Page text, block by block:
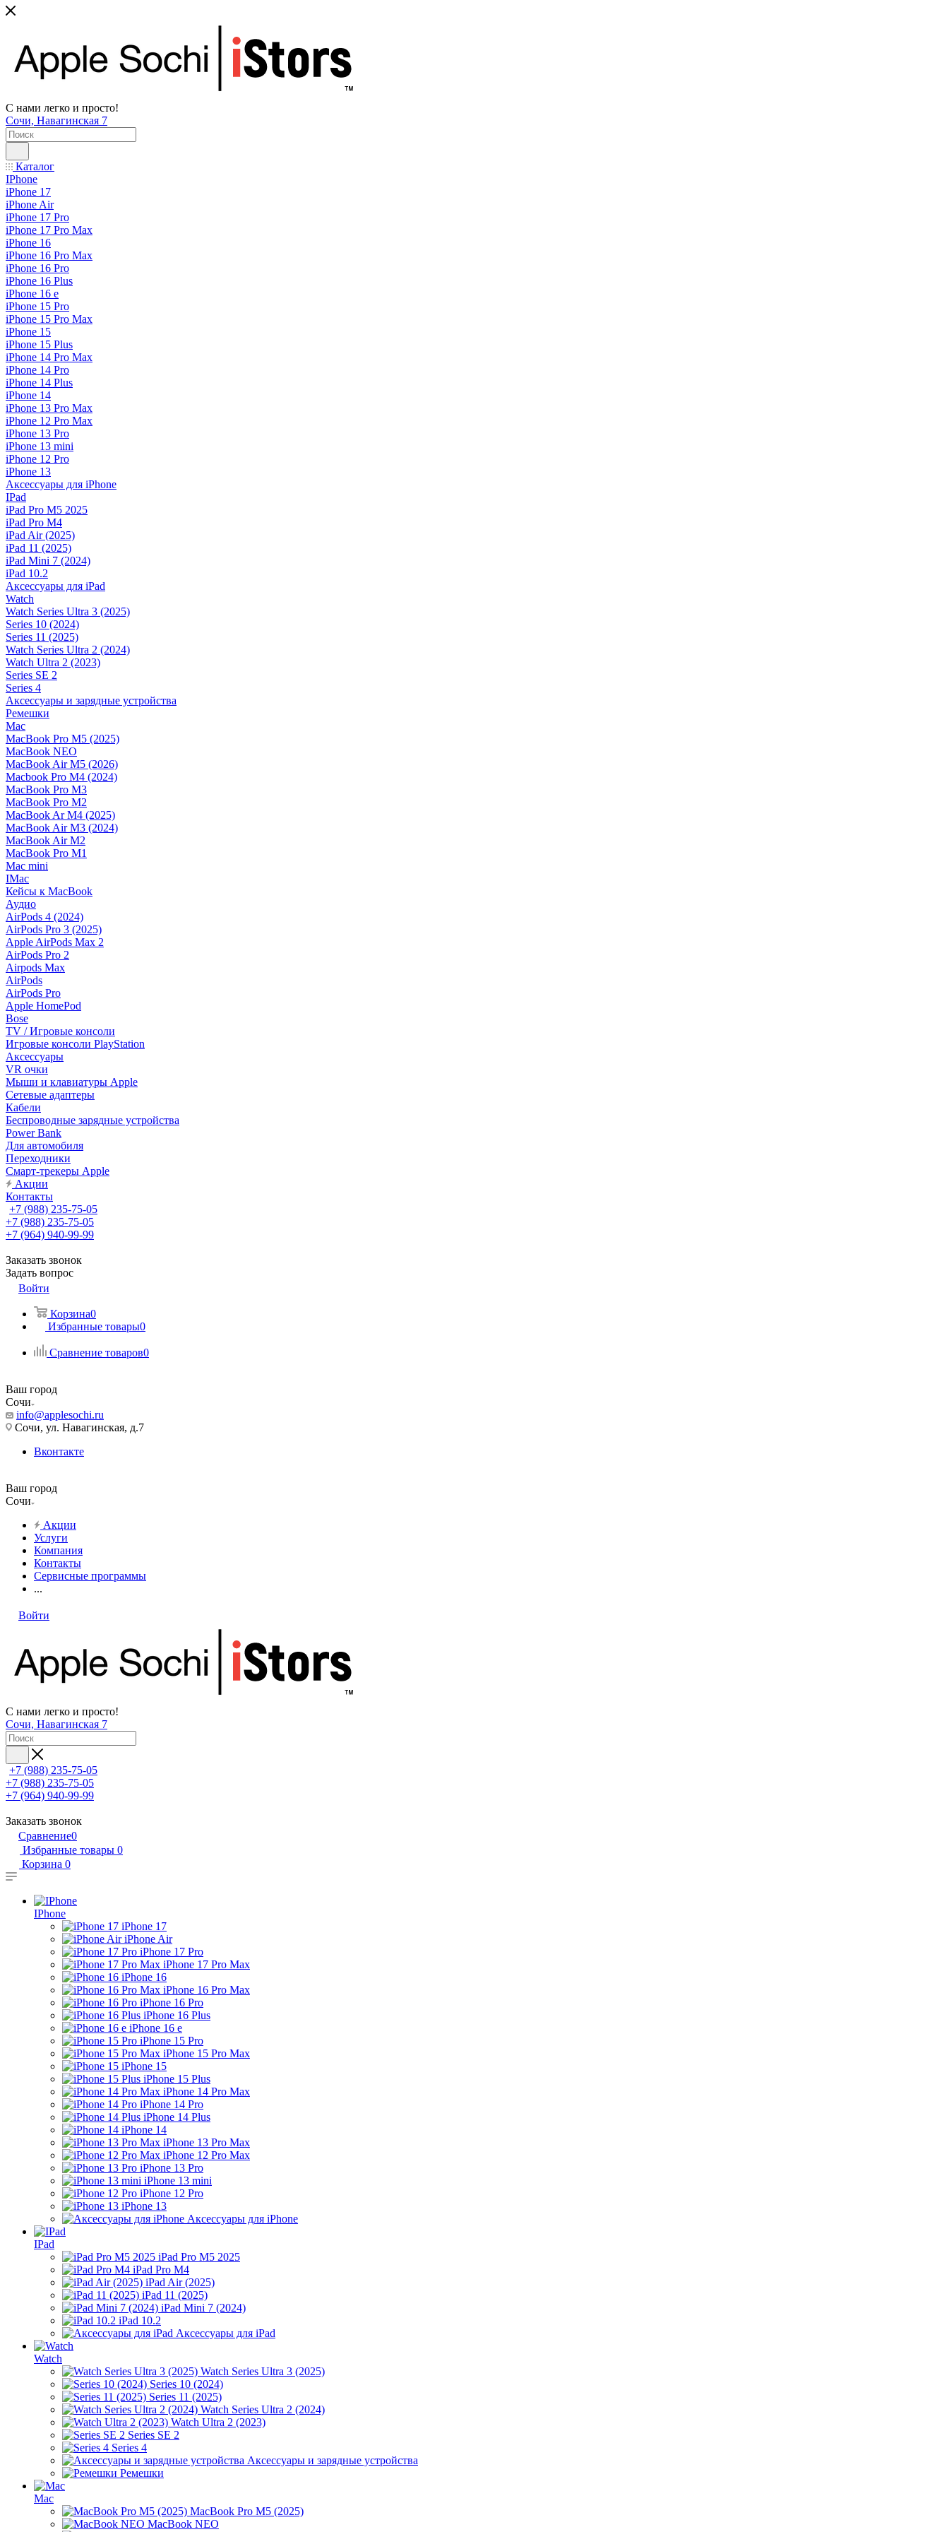
С нами легко и просто!
Сочи, Навагинская 7
Каталог
IPhone
iPhone 17
iPhone Air
iPhone 17 Pro
iPhone 17 Pro Max
iPhone 16
iPhone 16 Pro Max
iPhone 16 Pro
iPhone 16 Plus
iPhone 16 e
iPhone 15 Pro
iPhone 15 Pro Max
iPhone 15
iPhone 15 Plus
iPhone 14 Pro Max
iPhone 14 Pro
iPhone 14 Plus
iPhone 14
iPhone 13 Pro Max
iPhone 12 Pro Max
iPhone 13 Pro
iPhone 13 mini
iPhone 12 Pro
iPhone 13
Аксессуары для iPhone
IPad
iPad Pro M5 2025
iPad Pro M4
iPad Air (2025)
iPad 11 (2025)
iPad Mini 7 (2024)
iPad 10.2
Аксессуары для iPad
Watch
Watch Series Ultra 3 (2025)
Series 10 (2024)
Series 11 (2025)
Watch Series Ultra 2 (2024)
Watch Ultra 2 (2023)
Series SE 2
Series 4
Аксессуары и зарядные устройства
Ремешки
Mac
MacBook Pro M5 (2025)
MacBook NEO
MacBook Air M5 (2026)
Macbook Pro M4 (2024)
MacBook Pro M3
MacBook Pro M2
MacBook Ar M4 (2025)
MacBook Air M3 (2024)
MacBook Air M2
MacBook Pro M1
Mac mini
IMac
Кейсы к MacBook
Аудио
AirPods 4 (2024)
AirPods Pro 3 (2025)
Apple AirPods Max 2
AirPods Pro 2
Airpods Max
AirPods
AirPods Pro
Apple HomePod
Bose
TV / Игровые консоли
Игровые консоли PlayStation
Аксессуары
VR очки
Мыши и клавиатуры Apple
Сетевые адаптеры
Кабели
Беспроводные зарядные устройства
Power Bank
Для автомобиля
Переходники
Смарт-трекеры Apple
Акции
Контакты
+7 (988) 235-75-05
+7 (988) 235-75-05
+7 (964) 940-99-99
Заказать звонок
Задать вопрос
Войти
Корзина0
Избранные товары0
Сравнение товаров0
Ваш город
Сочи
info@applesochi.ru
Сочи, ул. Навагинская, д.7
Вконтакте
Ваш город
Сочи
Акции
Услуги
Компания
Контакты
Сервисные программы
...
Войти
С нами легко и просто!
Сочи, Навагинская 7
+7 (988) 235-75-05
+7 (988) 235-75-05
+7 (964) 940-99-99
Заказать звонок
Сравнение0
Избранные товары 0
Корзина 0
IPhone
iPhone 17
iPhone Air
iPhone 17 Pro
iPhone 17 Pro Max
iPhone 16
iPhone 16 Pro Max
iPhone 16 Pro
iPhone 16 Plus
iPhone 16 e
iPhone 15 Pro
iPhone 15 Pro Max
iPhone 15
iPhone 15 Plus
iPhone 14 Pro Max
iPhone 14 Pro
iPhone 14 Plus
iPhone 14
iPhone 13 Pro Max
iPhone 12 Pro Max
iPhone 13 Pro
iPhone 13 mini
iPhone 12 Pro
iPhone 13
Аксессуары для iPhone
IPad
iPad Pro M5 2025
iPad Pro M4
iPad Air (2025)
iPad 11 (2025)
iPad Mini 7 (2024)
iPad 10.2
Аксессуары для iPad
Watch
Watch Series Ultra 3 (2025)
Series 10 (2024)
Series 11 (2025)
Watch Series Ultra 2 (2024)
Watch Ultra 2 (2023)
Series SE 2
Series 4
Аксессуары и зарядные устройства
Ремешки
Mac
MacBook Pro M5 (2025)
MacBook NEO